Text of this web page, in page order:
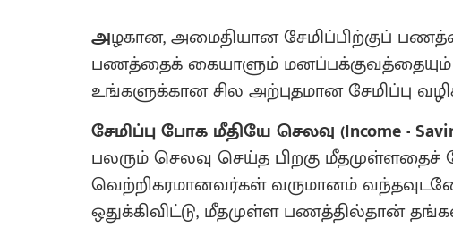
அழகான, அமைதியான சேமிப்பிற்குப்
பணத்தைக் கையாளும்
உங்களுக்கான சில அற்புதமான சேமிப்பு
சேமிப்பு போக மீதியே செலவு (Income -
​பலரும் செலவு செய்த பிறகு
வெற்றிகரமானவர்கள் வருமானம்
ஒதுக்கிவிட்டு, மீதமுள்ள பணத்தில்தான்